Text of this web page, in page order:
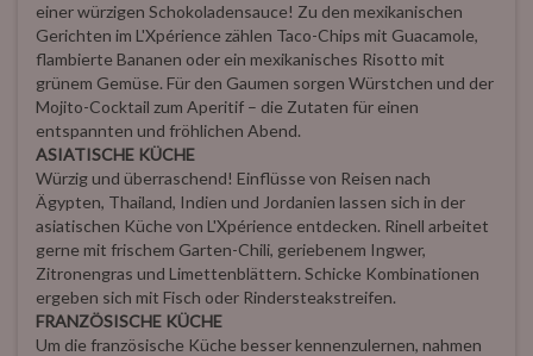
einer würzigen Schokoladensauce! Zu den mexikanischen
Gerichten im L'Xpérience zählen Taco-Chips mit Guacamole,
flambierte Bananen oder ein mexikanisches Risotto mit
grünem Gemüse. Für den Gaumen sorgen Würstchen und der
Mojito-Cocktail zum Aperitif – die Zutaten für einen
entspannten und fröhlichen Abend.
ASIATISCHE KÜCHE
Würzig und überraschend! Einflüsse von Reisen nach
Ägypten, Thailand, Indien und Jordanien lassen sich in der
asiatischen Küche von L'Xpérience entdecken. Rinell arbeitet
gerne mit frischem Garten-Chili, geriebenem Ingwer,
Zitronengras und Limettenblättern. Schicke Kombinationen
ergeben sich mit Fisch oder Rindersteakstreifen.
FRANZÖSISCHE KÜCHE
Um die französische Küche besser kennenzulernen, nahmen